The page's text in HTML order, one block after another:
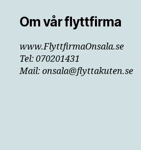
Om vår flyttfirma
www.FlyttfirmaOnsala.se
Tel: 070201431
Mail: onsala@flyttakuten.se